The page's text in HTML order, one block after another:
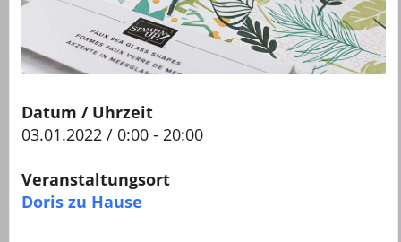
Datum / Uhrzeit
03.01.2022 / 0:00 - 20:00
Veranstaltungsort
Doris zu Hause